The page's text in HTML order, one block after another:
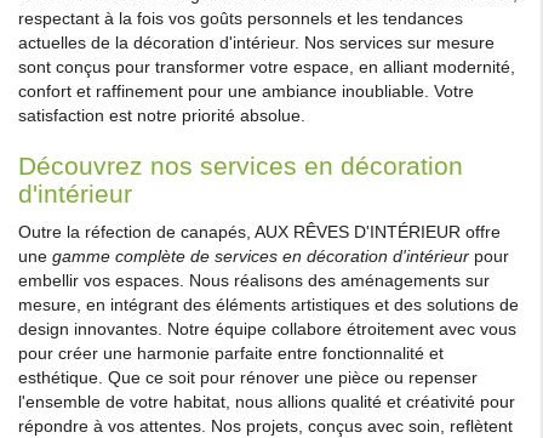
respectant à la fois vos goûts personnels et les tendances
actuelles de la décoration d'intérieur. Nos services sur mesure
sont conçus pour transformer votre espace, en alliant modernité,
confort et raffinement pour une ambiance inoubliable. Votre
satisfaction est notre priorité absolue.
Découvrez nos services en décoration
d'intérieur
Outre la réfection de canapés, AUX RÊVES D'INTÉRIEUR offre
une gamme complète de services en décoration d'intérieur pour
embellir vos espaces. Nous réalisons des aménagements sur
mesure, en intégrant des éléments artistiques et des solutions de
design innovantes. Notre équipe collabore étroitement avec vous
pour créer une harmonie parfaite entre fonctionnalité et
esthétique. Que ce soit pour rénover une pièce ou repenser
l'ensemble de votre habitat, nous allions qualité et créativité pour
répondre à vos attentes. Nos projets, conçus avec soin, reflètent